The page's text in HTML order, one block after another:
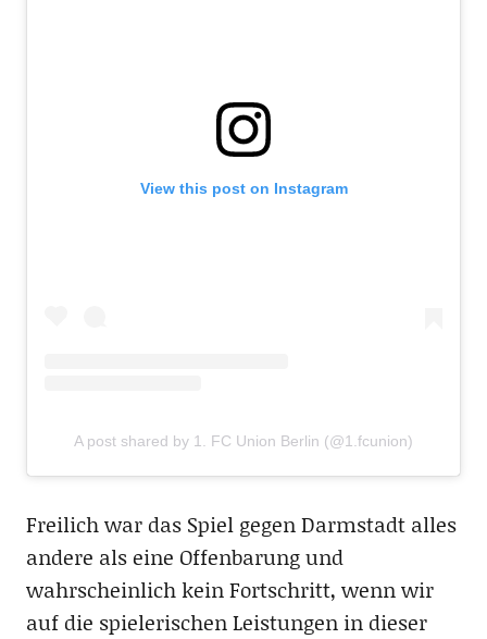
View this post on Instagram
A post shared by 1. FC Union Berlin (@1.fcunion)
Freilich war das Spiel gegen Darmstadt alles
andere als eine Offenbarung und
wahrscheinlich kein Fortschritt, wenn wir
auf die spielerischen Leistungen in dieser